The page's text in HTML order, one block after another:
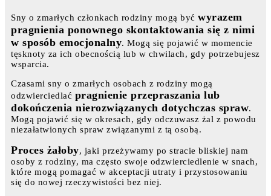
Sny o zmarłych członkach rodziny mogą być wyrazem
pragnienia ponownego skontaktowania się z nimi
w sposób emocjonalny. Mogą się pojawić w momencie
tęsknoty za ich obecnością lub w chwilach, gdy potrzebujesz
wsparcia.
Czasami sny o zmarłych osobach z rodziny mogą
odzwierciedlać pragnienie przepraszania lub
dokończenia nierozwiązanych dotychczas spraw.
Mogą pojawić się w okresach, gdy odczuwasz żal z powodu
niezałatwionych spraw związanymi z tą osobą.
Proces żałoby, jaki przeżywamy po stracie bliskiej nam
osoby z rodziny, ma często swoje odzwierciedlenie w snach,
które mogą pomagać w akceptacji utraty i przystosowaniu
się do nowej rzeczywistości bez niej.